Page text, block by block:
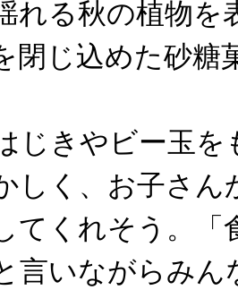
れる秋の植物を
閉じ込めた砂糖
じきやビー玉
しく、お子さん
てくれそう。「
言いながらみん